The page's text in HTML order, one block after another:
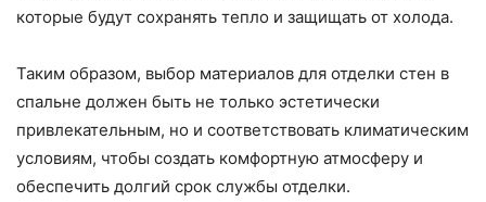
которые будут сохранять тепло и защищать от холода.
Таким образом, выбор материалов для отделки стен в
спальне должен быть не только эстетически
привлекательным, но и соответствовать климатическим
условиям, чтобы создать комфортную атмосферу и
обеспечить долгий срок службы отделки.